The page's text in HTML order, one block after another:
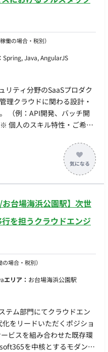
働の場合・税別）
Spring, Java, AngularJS
リティ分野のSaaSプロダク
ド：TypeScript, Angular,
AWS, Docker, MySQL,
Sentry ・リポジトリ管
ュニケーション：Slack,
All Products Pack
）, Github Copilot,
■配属組織
１スプリント１週間 ・平均
一人一人が裁量をもって、
するスキルなどは、ペアプ
台場海浜公園駅】次世
を担うクラウドエンジ
場合・税別）
エリア： お台場海浜公園駅
テム部門にてクラウドエン
をリードいただくポジショ
ビスを組み合わせた既存環
を中核とするモダンな